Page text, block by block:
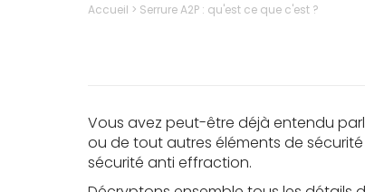
Accueil Serrure A2P : qu'est ce que c'est ?
Vous avez peut-être déjà entendu
ou de tout autres éléments de
sécurité anti effraction.